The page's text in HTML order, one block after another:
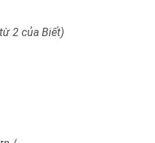
2 của Biết)